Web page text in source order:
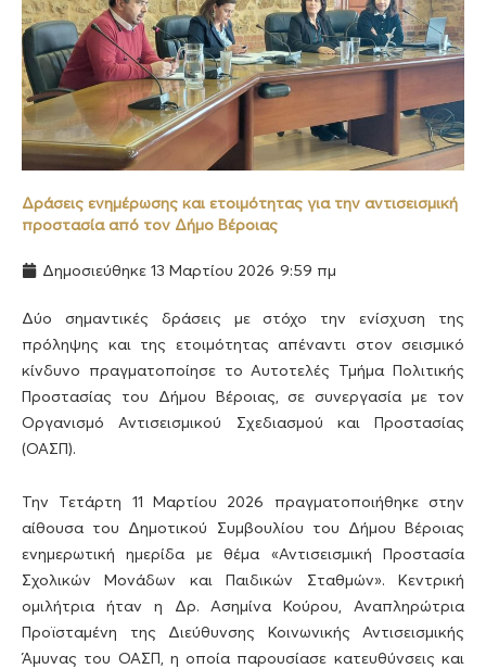
Δράσεις ενημέρωσης και ετοιμότητας για την αντισεισμική
προστασία από τον Δήμο Βέροιας
Δημοσιεύθηκε 13 Μαρτίου 2026 9:59 πμ
Δύο σημαντικές δράσεις με στόχο την ενίσχυση της
πρόληψης και της ετοιμότητας απέναντι στον σεισμικό
κίνδυνο πραγματοποίησε το Αυτοτελές Τμήμα Πολιτικής
Προστασίας του Δήμου Βέροιας, σε συνεργασία με τον
Οργανισμό Αντισεισμικού Σχεδιασμού και Προστασίας
(ΟΑΣΠ).
Την Τετάρτη 11 Μαρτίου 2026 πραγματοποιήθηκε στην
αίθουσα του Δημοτικού Συμβουλίου του Δήμου Βέροιας
ενημερωτική ημερίδα με θέμα «Αντισεισμική Προστασία
Σχολικών Μονάδων και Παιδικών Σταθμών». Κεντρική
ομιλήτρια ήταν η Δρ. Ασημίνα Κούρου, Αναπληρώτρια
Προϊσταμένη της Διεύθυνσης Κοινωνικής Αντισεισμικής
Άμυνας του ΟΑΣΠ, η οποία παρουσίασε κατευθύνσεις και